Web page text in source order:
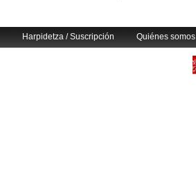
Harpidetza / Suscripción Quiénes somos